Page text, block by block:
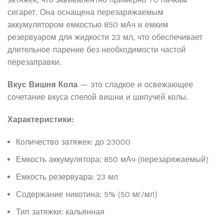
сигарет. Она оснащена перезаряжаемым
аккумулятором емкостью 850 мАч и емким
резервуаром для жидкости 23 мл, что обеспечивает
длительное парение без необходимости частой
перезаправки.
Вкус Вишня Кола — это сладкое и освежающее
сочетание вкуса спелой вишни и шипучей колы.
Характеристики:
Количество затяжек: до 23000
Емкость аккумулятора: 850 мАч (перезаряжаемый)
Емкость резервуара: 23 мл
Содержание никотина: 5% (50 мг/мл)
Тип затяжки: кальянная